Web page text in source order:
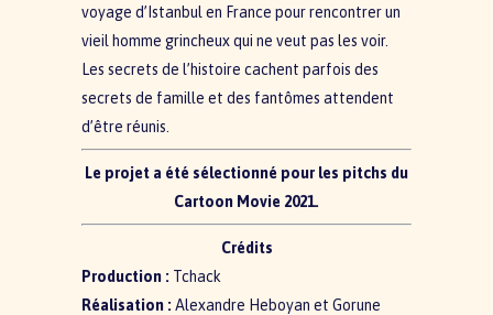
voyage d’Istanbul en France pour rencontrer un
vieil homme grincheux qui ne veut pas les voir.
Les secrets de l’histoire cachent parfois des
secrets de famille et des fantômes attendent
d’être réunis.
Le projet a été sélectionné pour les pitchs du
Cartoon Movie 2021.
Crédits
Production : Tchack
Réalisation : Alexandre Heboyan et Gorune